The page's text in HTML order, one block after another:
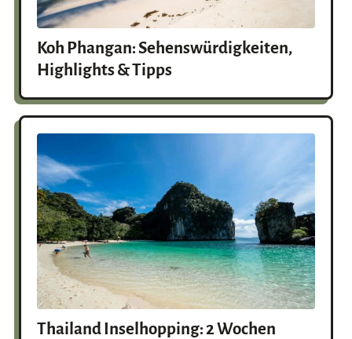
Koh Phangan: Sehenswürdigkeiten,
Highlights & Tipps
Thailand Inselhopping: 2 Wochen